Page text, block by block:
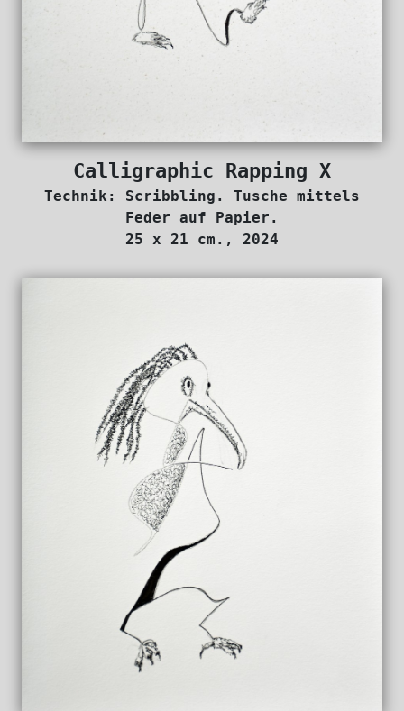
Calligraphic Rapping X
Technik: Scribbling. Tusche mittels
Feder auf Papier.
25 x 21 cm., 2024